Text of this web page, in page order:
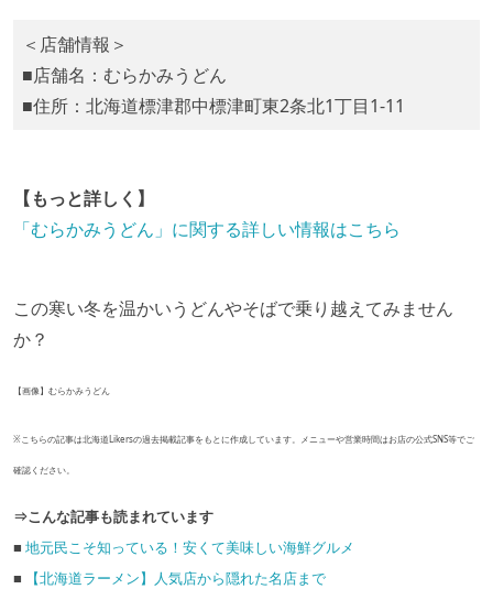
＜店舗情報＞
■店舗名：むらかみうどん
■住所：北海道標津郡中標津町東2条北1丁目1-11
【もっと詳しく】
「むらかみうどん」に関する詳しい情報はこちら
この寒い冬を温かいうどんやそばで乗り越えてみません
か？
【画像】むらかみうどん
※こちらの記事は北海道Likersの過去掲載記事をもとに作成しています。メニューや営業時間はお店の公式SNS等でご
確認ください。
⇒こんな記事も読まれています
■ 地元民こそ知っている！安くて美味しい海鮮グルメ
■
【北海道ラーメン】人気店から隠れた名店まで